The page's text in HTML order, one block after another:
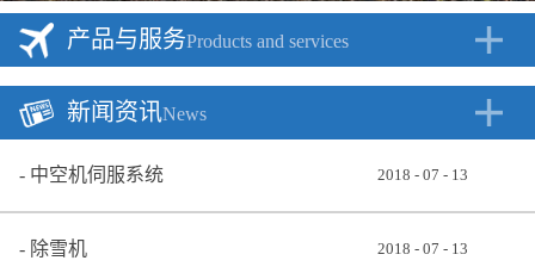
产品与服务Products and services
新闻资讯News
中空机伺服系统 2018 - 07 - 13
除雪机 2018 - 07 - 13